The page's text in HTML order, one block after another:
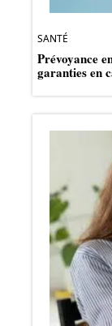
SANTÉ
Prévoyance
garanties en